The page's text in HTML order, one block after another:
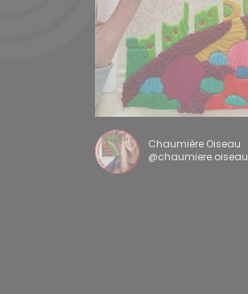
Chaumière Oiseau
@chaumiere.oiseau